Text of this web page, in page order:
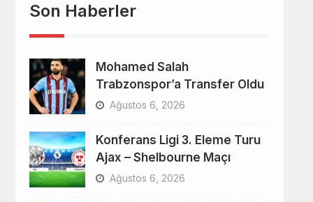
Son Haberler
Mohamed Salah
Trabzonspor’a Transfer Oldu
Ağustos 6, 2026
Konferans Ligi 3. Eleme Turu
Ajax – Shelbourne Maçı
Ağustos 6, 2026